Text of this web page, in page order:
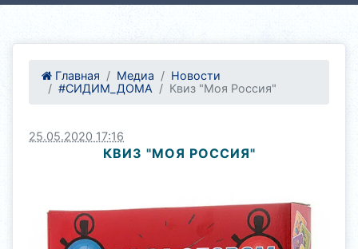
Главная Медиа
Новости
#СИДИМ_ДОМА
Квиз "Моя Россия"
25.05.2020 17:16
КВИЗ "МОЯ РОССИЯ"